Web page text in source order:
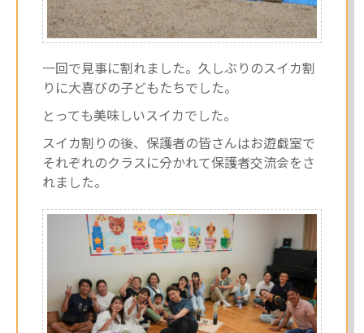
一回で見事に割れました。久しぶりのスイカ割
りに大喜びの子どもたちでした。
とっても美味しいスイカでした。
スイカ割りの後、保護者の皆さんはお遊戯室で
それぞれのクラスに分かれて保護者交流会をさ
れました。